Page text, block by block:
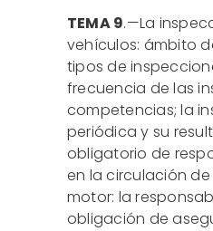
TEMA 9.—La
vehículos: ámbito
tipos de
frecuencia de las
competencias; la
periódica y su
obligatorio de
en la circulación
motor: la
obligación de